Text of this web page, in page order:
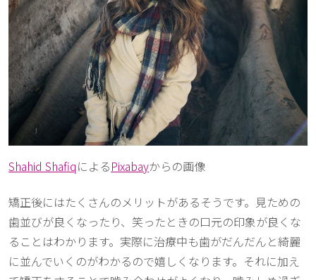
Shahid ShafiqによるPixabayからの画像
矯正後にはたくさんのメリットがあるそうです。見ための
歯並びが良くなったり、笑ったときの口元の印象が良くな
ることはわかります。実際に治療中も歯がだんだんと綺麗
に並んでいくのがわかるので嬉しくなります。それに加え